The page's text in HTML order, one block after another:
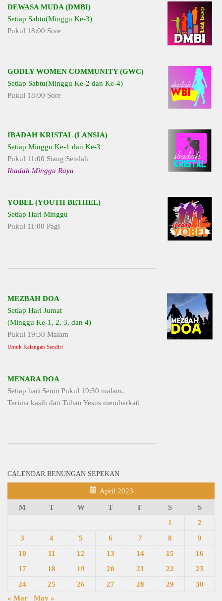
DEWASA MUDA (DMBI)
Setiap Sabtu(Minggu Ke-3)
Pukul 18:00 Sore
GODLY WOMEN COMMUNITY (GWC)
Setiap Sabtu(Minggu Ke-2 dan Ke-4)
Pukul 18:00 Sore
IBADAH KRISTAL (LANSIA)
Setiap Minggu Ke-1 dan Ke-3
Pukul 11:00 Siang Setelah
Ibadah Minggu Raya
YOBEL (YOUTH BETHEL)
Setiap Hari Minggu
Pukul 11:00 Pagi
MEZBAH DOA
Setiap Hari Jumat
(Minggu Ke-1, 2, 3, dan 4)
Pukul 19:30 Malam
Untuk Kalangan Sendiri
MENARA DOA
Setiap hari Senin Pukul 19:30 malam.
Terima kasih dan Tuhan Yesus memberkati
CALENDAR RENUNGAN SEPEKAN
April 2023
M T W T F S
S
1
2
3
4 5 6 7 8
9
10
11 12 13 14 15
16
17
18 19 20 21 22
23
24
25 26 27 28 29
30
« Mar
May »